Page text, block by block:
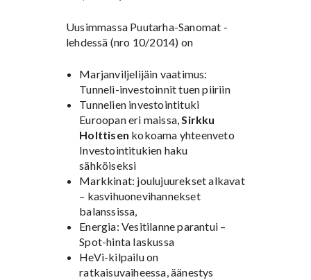
Uusimmassa Puutarha-Sanomat -
lehdessä (nro 10/2014) on
Marjanviljelijäin vaatimus:
Tunneli-investoinnit tuen piiriin
Tunnelien investointituki
Euroopan eri maissa,Sirkku
Holttisen kokoama yhteenveto
Investointitukien haku
sähköiseksi
Markkinat: joulujuurekset alkavat
– kasvihuonevihannekset
balanssissa,
Energia: Vesitilanne parantui –
Spot-hinta laskussa
HeVi-kilpailu on
ratkaisuvaiheessa, äänestys